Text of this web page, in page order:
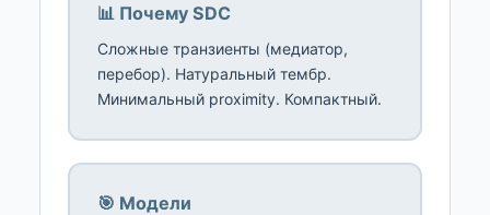
📊 Почему SDC
Сложные транзиенты (медиатор,
перебор). Натуральный тембр.
Минимальный proximity. Компактный.
🎯 Модели